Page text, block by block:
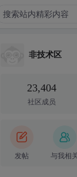
非技术区
23,404
社区成员
发帖 与我相